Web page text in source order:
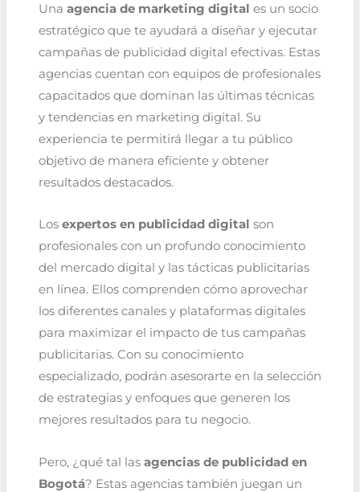
Una agencia de marketing digital es un socio
estratégico que te ayudará a diseñar y ejecutar
campañas de publicidad digital efectivas. Estas
agencias cuentan con equipos de profesionales
capacitados que dominan las últimas técnicas
y tendencias en marketing digital. Su
experiencia te permitirá llegar a tu público
objetivo de manera eficiente y obtener
resultados destacados.
Los expertos en publicidad digital son
profesionales con un profundo conocimiento
del mercado digital y las tácticas publicitarias
en línea. Ellos comprenden cómo aprovechar
los diferentes canales y plataformas digitales
para maximizar el impacto de tus campañas
publicitarias. Con su conocimiento
especializado, podrán asesorarte en la selección
de estrategias y enfoques que generen los
mejores resultados para tu negocio.
Pero, ¿qué tal las agencias de publicidad en
Bogotá? Estas agencias también juegan un